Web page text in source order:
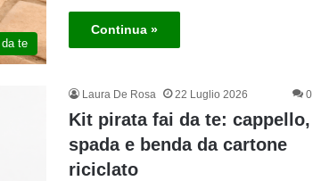
te
Continua »
Laura De Rosa 22 Luglio 2026 0
Kit pirata fai da te: cappello,
spada e benda da cartone
riciclato